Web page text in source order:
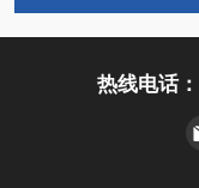
热线电话：